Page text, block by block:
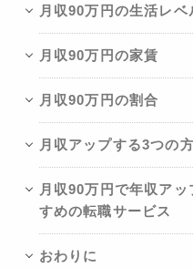
月収90万円の生活レベ
月収90万円の家賃
月収90万円の割合
月収アップする3つの
月収90万円で年収ア
すめの転職サービス
おわりに